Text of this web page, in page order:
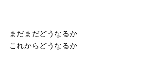
まだまだどうなるか
これからどうなるか